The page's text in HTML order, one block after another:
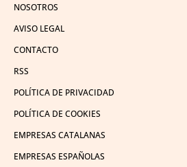
NOSOTROS
AVISO LEGAL
CONTACTO
RSS
POLÍTICA DE PRIVACIDAD
POLÍTICA DE COOKIES
EMPRESAS CATALANAS
EMPRESAS ESPAÑOLAS